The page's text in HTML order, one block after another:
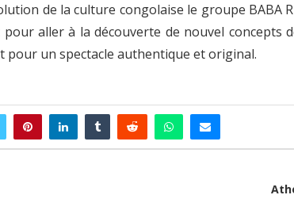
de la culture congolaise le groupe BABA
aller à la découverte de nouvel concepts
un spectacle authentique et original.